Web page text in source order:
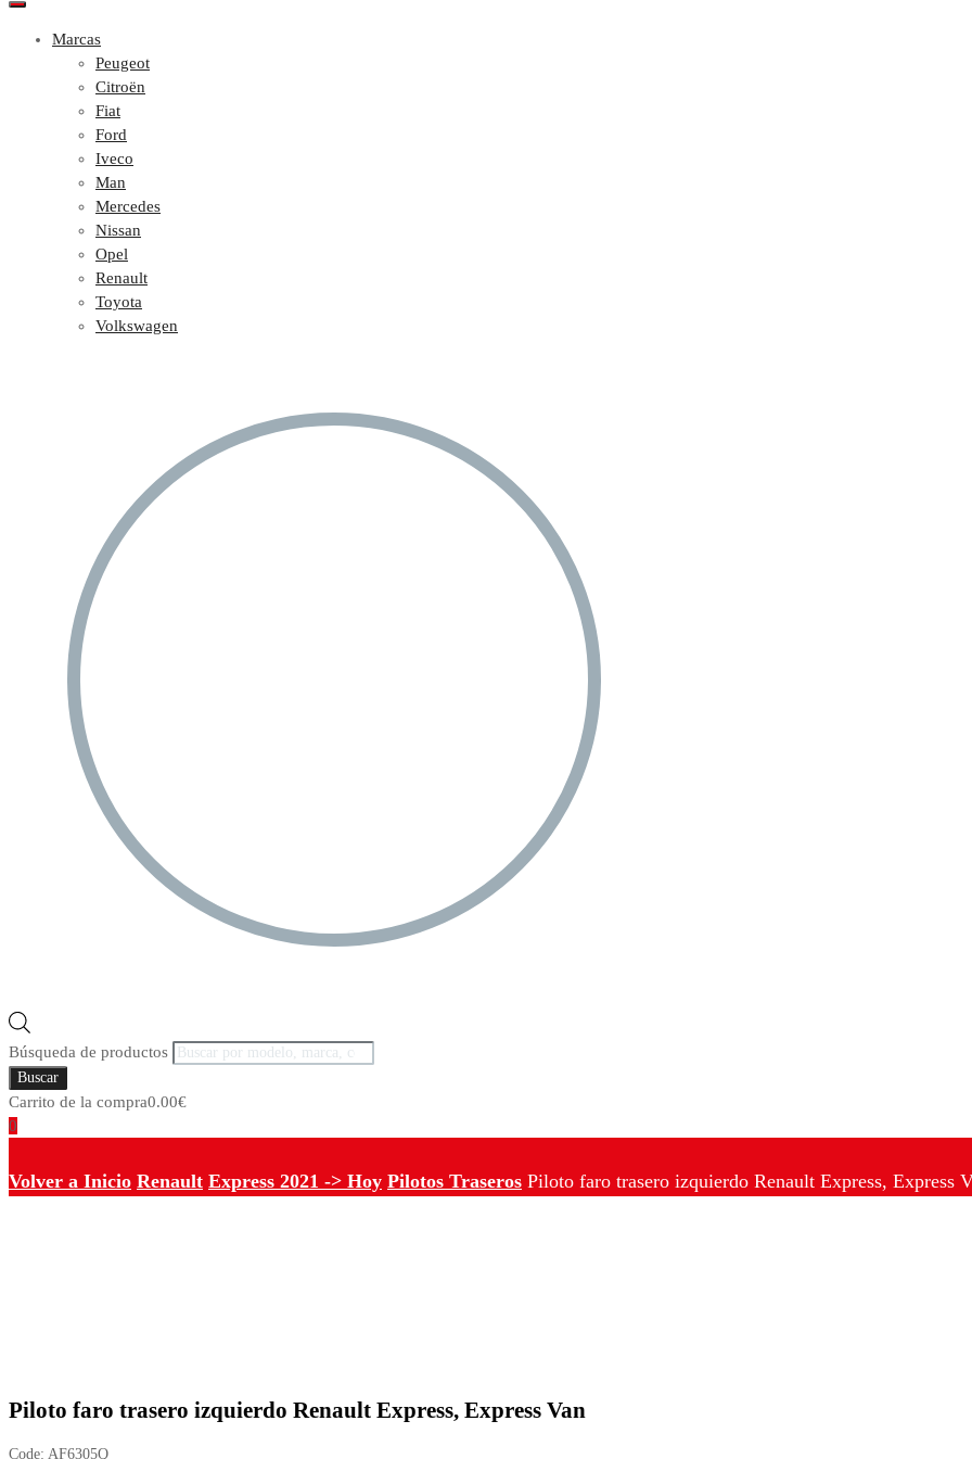
Marcas
Peugeot
Citroën
Fiat
Ford
Iveco
Man
Mercedes
Nissan
Opel
Renault
Toyota
Volkswagen
Búsqueda de productos
Buscar
Carrito de la compra0.00€
0
Volver a Inicio Renault Express 2021 -> Hoy Pilotos Traseros Piloto faro trasero izquierdo Renault Express, Express
Piloto faro trasero izquierdo Renault Express, Express Van
Code: AF6305Q